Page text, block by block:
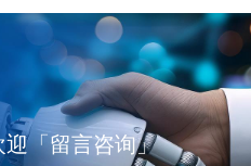
「留言咨询」